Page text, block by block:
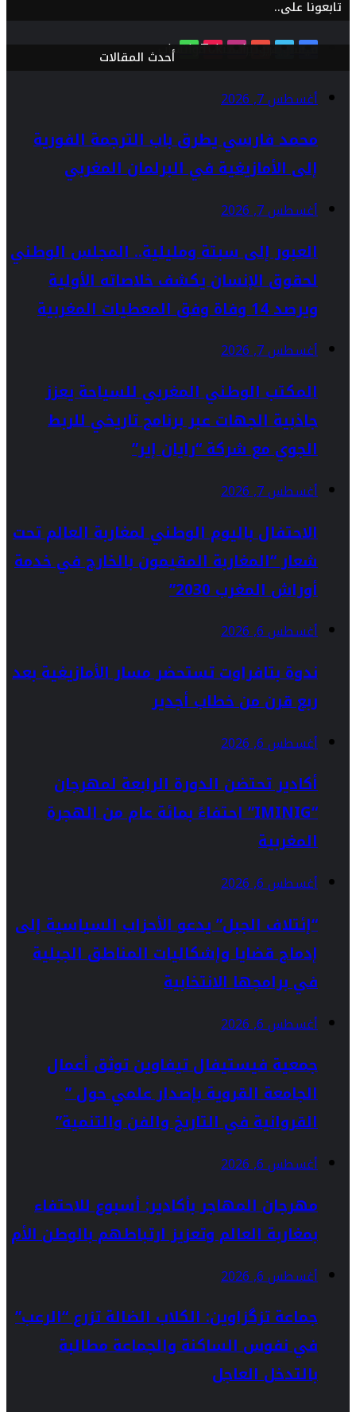
تابعونا على..
فيسبوك
تويتريوتيوبانستقرام
TikTokواتسابأحدث المقالات
أغسطس 7, 2026
محمد فارسي يطرق باب الترجمة الفورية
إلى الأمازيغية في البرلمان المغربي
أغسطس 7, 2026
العبور إلى سبتة ومليلية.. المجلس الوطني
لحقوق الإنسان يكشف خلاصاته الأولية
ويرصد 14 وفاة وفق المعطيات المغربية
أغسطس 7, 2026
المكتب الوطني المغربي للسياحة يعزز
جاذبية الجهات عبر برنامج تاريخي للربط
الجوي مع شركة “رايان إير”
أغسطس 7, 2026
الاحتفال باليوم الوطني لمغاربة العالم تحت
شعار “المغاربة المقيمون بالخارج في خدمة
أوراش المغرب 2030”
أغسطس 6, 2026
ندوة بتافراوت تستحضر مسار الأمازيغية بعد
ربع قرن من خطاب أجدير
أغسطس 6, 2026
أكادير تحتضن الدورة الرابعة لمهرجان
“IMINIG” احتفاءً بمائة عام من الهجرة
المغربية
أغسطس 6, 2026
“إئتلاف الجبل” يدعو الأحزاب السياسية إلى
إدماج قضايا وإشكاليات المناطق الجبلية
في برامجها الانتخابية
أغسطس 6, 2026
جمعية فيستيفال تيفاوين توثق أعمال
الجامعة القروية بإصدار علمي حول ”
القروانية في التاريخ والفن والتنمية”
أغسطس 6, 2026
مهرجان المهاجر بأكادير: أسبوع للاحتفاء
بمغاربة العالم وتعزيز ارتباطهم بالوطن الأم
أغسطس 6, 2026
جماعة تزگزاوين: الكلاب الضالة تزرع “الرعب”
في نفوس الساكنة والجماعة مطالبة
بالتدخل العاجل